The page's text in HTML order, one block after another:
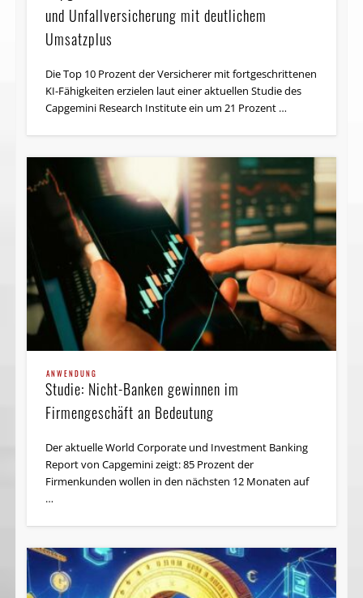
und Unfallversicherung mit deutlichem
Umsatzplus
Die Top 10 Prozent der Versicherer mit fortgeschrittenen
KI-Fähigkeiten erzielen laut einer aktuellen Studie des
Capgemini Research Institute ein um 21 Prozent …
ANWENDUNG
Studie: Nicht-Banken gewinnen im
Firmengeschäft an Bedeutung
Der aktuelle World Corporate und Investment Banking
Report von Capgemini zeigt: 85 Prozent der
Finanzdienstleistungen im neuen Normal nach
Corona?
Ein Jahr nach Beginn der Corona-Pandemie zeigen sich
drei Trends bei Finanzdienstleistungen: die Nutzung
digitaler Kanäle nimmt zu, Kunden setzen verstärkt auf
STUDIEN & UMFRAGEN
World Retail Banking Report: Plattformen
sichern Innovation und Wachstum
Traditionelle Retailbanken geraten durch neue
Marktteilnehmer mit kundenzentrierten Ansätzen
erheblich unter Druck. Zudem wollen Kunden aufgrund
der Corona-Pandemie verstärkt digital mit ihren …